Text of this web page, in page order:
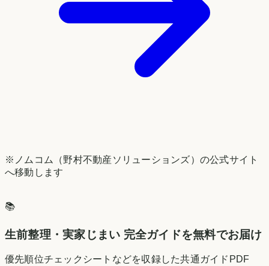
※ノムコム（野村不動産ソリューションズ）の公式サイト
へ移動します
📚
生前整理・実家じまい 完全ガイドを無料でお届け
優先順位チェックシートなどを収録した共通ガイドPDF